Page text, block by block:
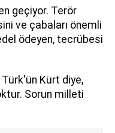
geçiyor. Terör
ve çabaları önemli
ödeyen, tecrübesi
Kürt diye,
Sorun milleti